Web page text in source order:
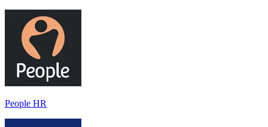
People HR